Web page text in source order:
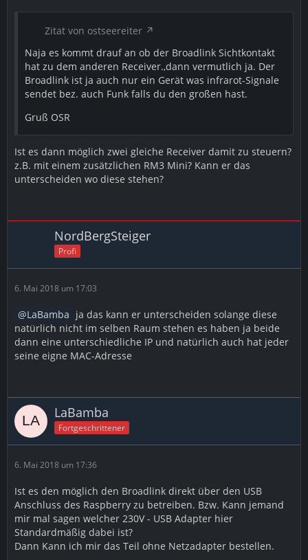
Zitat von ostseereiter
Naja es kommt drauf an ob der Broadlink Sichtkontakt
hat zu dem anderen Receiver.,dann vermutlich ja. Der
Broadlink ist ja auch nur ein Gerät was infrarot-Signale
sendet bez. auch Funk falls du den großen hast.
Gruß OSR
Ist es dann möglich zwei gleiche Receiver damit zu steuern?
z.B. mit einem zusätzlichen RM3 Mini? Kann er das
unterscheiden wo diese stehen?
NordBergSteiger
Profi
6. Mai 2018 um 17:03
LaBamba ja das kann er unterscheiden solange diese
natürlich nicht im selben Raum stehen es haben ja beide
dann eine unterschiedliche IP und natürlich auch hat jeder
seine eigne MAC-Adresse
LaBamba
Fortgeschrittener
6. Mai 2018 um 17:36
Ist es den möglich den Broadlink direkt über den USB
Anschluss des Raspberry zu betreiben. Bzw. Kann jemand
mir mal sagen welcher 230V - USB Adapter hier
Standardmäßig dabei ist?
Dann Kann ich mir das Teil ohne Netzadapter bestellen.